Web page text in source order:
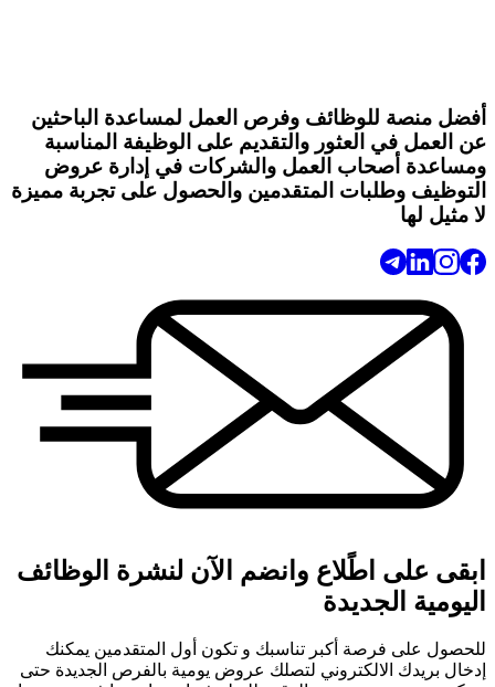
أفضل منصة للوظائف وفرص العمل لمساعدة الباحثين
عن العمل في العثور والتقديم على الوظيفة المناسبة
ومساعدة أصحاب العمل والشركات في إدارة عروض
التوظيف وطلبات المتقدمين والحصول على تجربة مميزة
لا مثيل لها
ابقى على اطًلاع وانضم الآن لنشرة الوظائف
اليومية الجديدة
للحصول على فرصة أكبر تناسبك و تكون أول المتقدمين يمكنك
إدخال بريدك الالكتروني لتصلك عروض يومية بالفرص الجديدة حتى